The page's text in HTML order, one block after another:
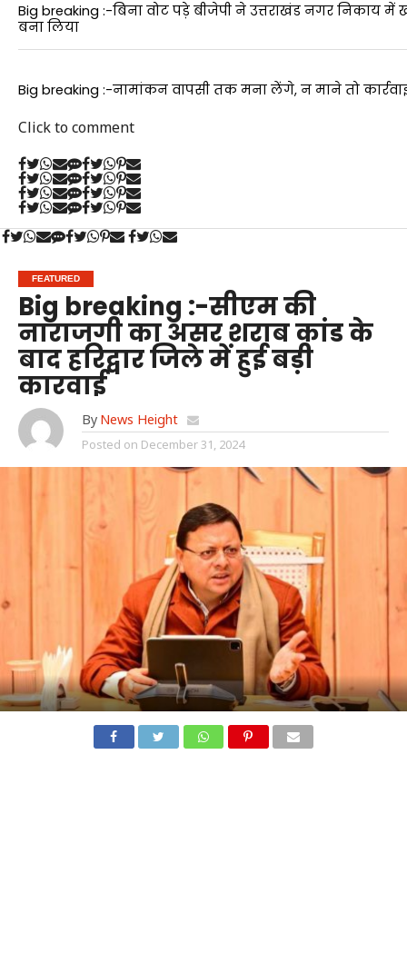
Big breaking :-बिना वोट पड़े बीजेपी ने उत्तराखंड नगर निकाय में
बना लिया
Big breaking :-नामांकन वापसी तक मना लेंगे, न माने तो
Click to comment
FEATURED
Big breaking :-सीएम की
नाराजगी का असर शराब कांड के
बाद हरिद्वार जिले में हुई बड़ी
कारवाई
By News Height
Posted on December 31, 2024